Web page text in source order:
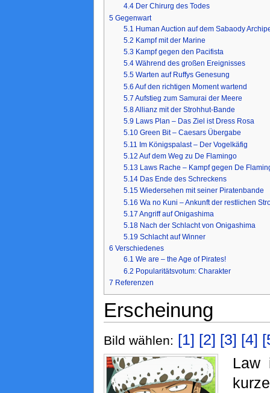
4.4 Der Chirurg des Todes
5 Gegenwart
5.1 Human Auction auf dem Sabaody
5.2 Kampf mit der Marine
5.3 Kampf gegen den Pacifista
5.4 Während des großen Ereignisses
5.5 Warten auf Ruffys Genesung
5.6 Auf den richtigen Moment wartend
5.7 Aufstieg zum Samurai der Meere
5.8Allianz mit der Strohhut-Bande
5.9 Laws Plan – Das Ziel ist Dress Rosa
5.10 Green Bit – Caesars Übergabe
5.11 Im Königspalast – Der Vogelkäfig
5.12 Auf dem Weg zu De Flamingo
5.13 Laws Rache – Kampf gegen De
5.14 Das Ende des Schreckens
5.15 Wiedersehen mit seiner Piratenbande
5.16 Wa no Kuni – Ankunft der restlichen
5.17 Angriff auf Onigashima
5.18 Nach der Schlacht von Onigashima
5.19 Schlacht auf Winner
6 Verschiedenes
6.1 We are – the Age of Pirates!
6.2 Popularitätsvotum: Charakter
7 Referenzen
Erscheinung
Bild wählen: [1] [2] [3] [4]
Law